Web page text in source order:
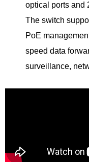
optical ports and
The switch
PoE
speed data
surveillance,